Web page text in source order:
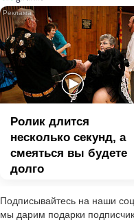
Ролик длится
несколько секунд, а
смеяться вы будете
долго
Подписывайтесь на наши
мы дарим подарки